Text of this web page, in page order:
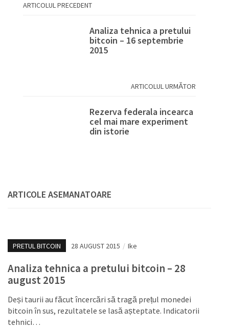
ARTICOLUL PRECEDENT
Analiza tehnica a pretului
bitcoin – 16 septembrie
2015
ARTICOLUL URMĂTOR
Rezerva federala incearca
cel mai mare experiment
din istorie
ARTICOLE ASEMANATOARE
PRETUL BITCOIN 28 AUGUST 2015 / Ike
Analiza tehnica a pretului bitcoin – 28
august 2015
Deși taurii au făcut încercări să tragă prețul monedei
bitcoin în sus, rezultatele se lasă așteptate. Indicatorii
tehnici…